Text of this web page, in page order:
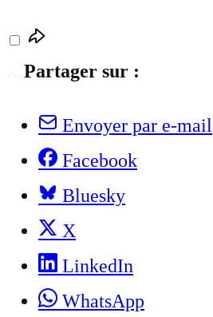
Partager sur :
Envoyer par e-mail
Facebook
Bluesky
X
LinkedIn
WhatsApp